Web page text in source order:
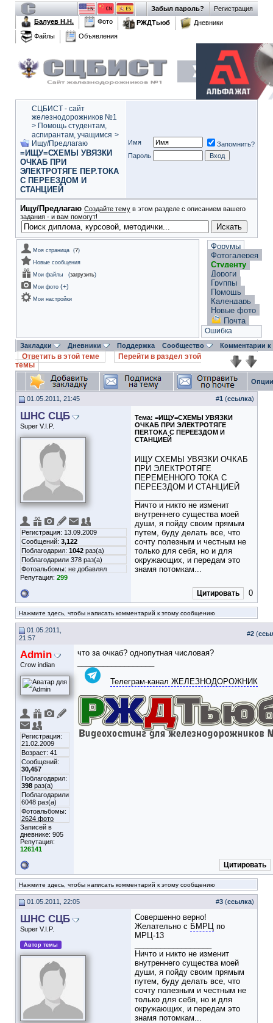
Регистрация
Забыл пароль?
Балуев Н.Н.
Фото РЖДТьюб
Дневники
Файлы
Объявления
СЦБИСТ - сайт
железнодорожников №1
> Помощь студентам,
аспирантам, учащимся >
Ищу/Предлагаю
=ИЩУ=СХЕМЫ УВЯЗКИ
ОЧКАБ ПРИ
ЭЛЕКТРОТЯГЕ ПЕР.ТОКА
С ПЕРЕЕЗДОМ И
СТАНЦИЕЙ
Имя
Запомнить?
Пароль
Ищу/Предлагаю Создайте тему в этом разделе с описанием вашего
задания - и вам помогут!
Моя страница (?)
Новые сообщения
Мои файлы
(загрузить)
Мои фото (+)
Мои настройки
Форумы
Фотогалерея
Студенту
Дороги
Группы
Помощь
Календарь
Новые фото
Почта
Ошибка
Закладки Дневники Поддержка Сообщество Комментарии
Ответить в этой теме
Перейти в раздел этой
темы
01.05.2011, 21:45 #1 (ссылка)
ШНС СЦБ
Super V.I.P.
Регистрация: 13.09.2009
Сообщений: 3,122
Поблагодарил: 1042 раз(а)
Поблагодарили 378 раз(а)
Фотоальбомы: не добавлял
Репутация: 299
Тема: =ИЩУ=СХЕМЫ УВЯЗКИ
ОЧКАБ ПРИ ЭЛЕКТРОТЯГЕ
ПЕР.ТОКА С ПЕРЕЕЗДОМ И
СТАНЦИЕЙ
ИЩУ СХЕМЫ УВЯЗКИ ОЧКАБ
ПРИ ЭЛЕКТРОТЯГЕ
ПЕРЕМЕННОГО ТОКА С
ПЕРЕЕЗДОМ И СТАНЦИЕЙ
Ничто и никто не изменит
внутреннего существа моей
души, я пойду своим прямым
путем, буду делать все, что
сочту полезным и честным не
только для себя, но и для
окружающих, и передам это
знамя потомкам...
Цитировать 0
Нажмите здесь, чтобы написать комментарий к этому сообщению
01.05.2011,
21:57
#2 (
Admin
Crow indian
Регистрация:
21.02.2009
Возраст: 41
Сообщений:
30,457
Поблагодарил:
398 раз(а)
Поблагодарили
6048 раз(а)
Фотоальбомы:
2624 фото
Записей в
дневнике: 905
Репутация:
126141
что за очкаб? однопутная числовая?
Телеграм-канал ЖЕЛЕЗНОДОРОЖНИК
Цитировать
Нажмите здесь, чтобы написать комментарий к этому сообщению
01.05.2011, 22:05 #3 (ссылка)
ШНС СЦБ
Super V.I.P.
Автор темы
Совершенно верно!
Желательно с БМРЦ по
МРЦ-13
Ничто и никто не изменит
внутреннего существа моей
души, я пойду своим прямым
путем, буду делать все, что
сочту полезным и честным не
только для себя, но и для
окружающих, и передам это
знамя потомкам...